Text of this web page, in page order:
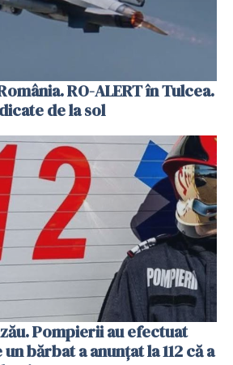
RO-ALERT în Tulcea.
de la sol
Pompierii au efectuat
bărbat a anunțat la 112 că a